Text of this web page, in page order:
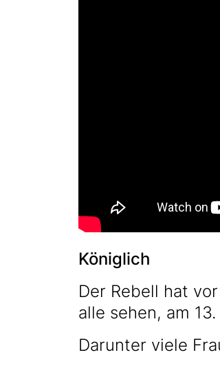
Königlich
Der Rebell hat
alle sehen, am
Darunter viele